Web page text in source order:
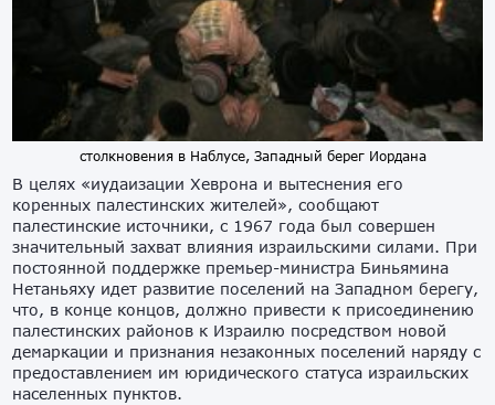
столкновения в Наблусе, Западный берег Иордана
В целях «иудаизации Хеврона и вытеснения его
коренных палестинскихжителей», сообщают
палестинские источники,с 1967 года был совершен
значительный захват влияния израильскими силами. При
постоянной поддержке премьер-министра Биньямина
Нетаньяху идет развитие поселений на Западном берегу,
что, в конце концов, должно привести к присоединению
палестинских районов к Израилю посредством новой
демаркации и признания незаконных поселений наряду с
предоставлением им юридического статуса израильских
населенных пунктов.